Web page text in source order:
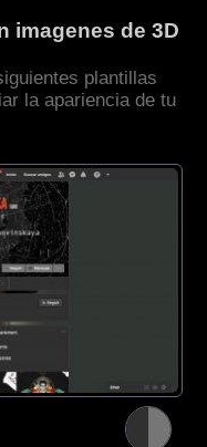
imagenes de 3D
plantillas
la apariencia de tu